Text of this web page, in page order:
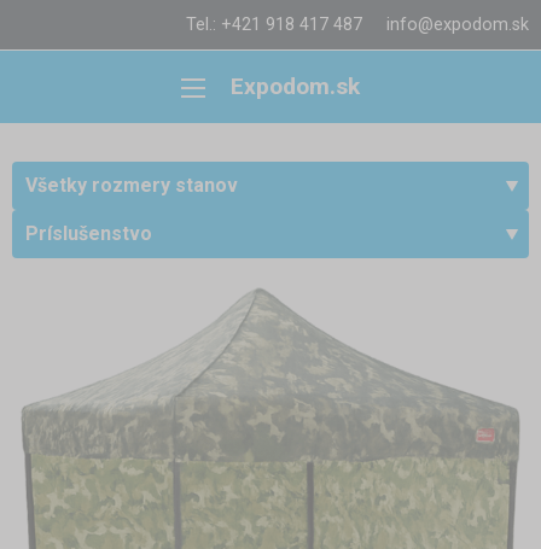
Tel.: +421 918 417 487 info@expodom.sk
Expodom.sk
Všetky rozmery stanov
Príslušenstvo